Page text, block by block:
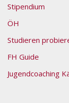
Stipendium
ÖH
Studieren
FH Guide
Jugendcoaching